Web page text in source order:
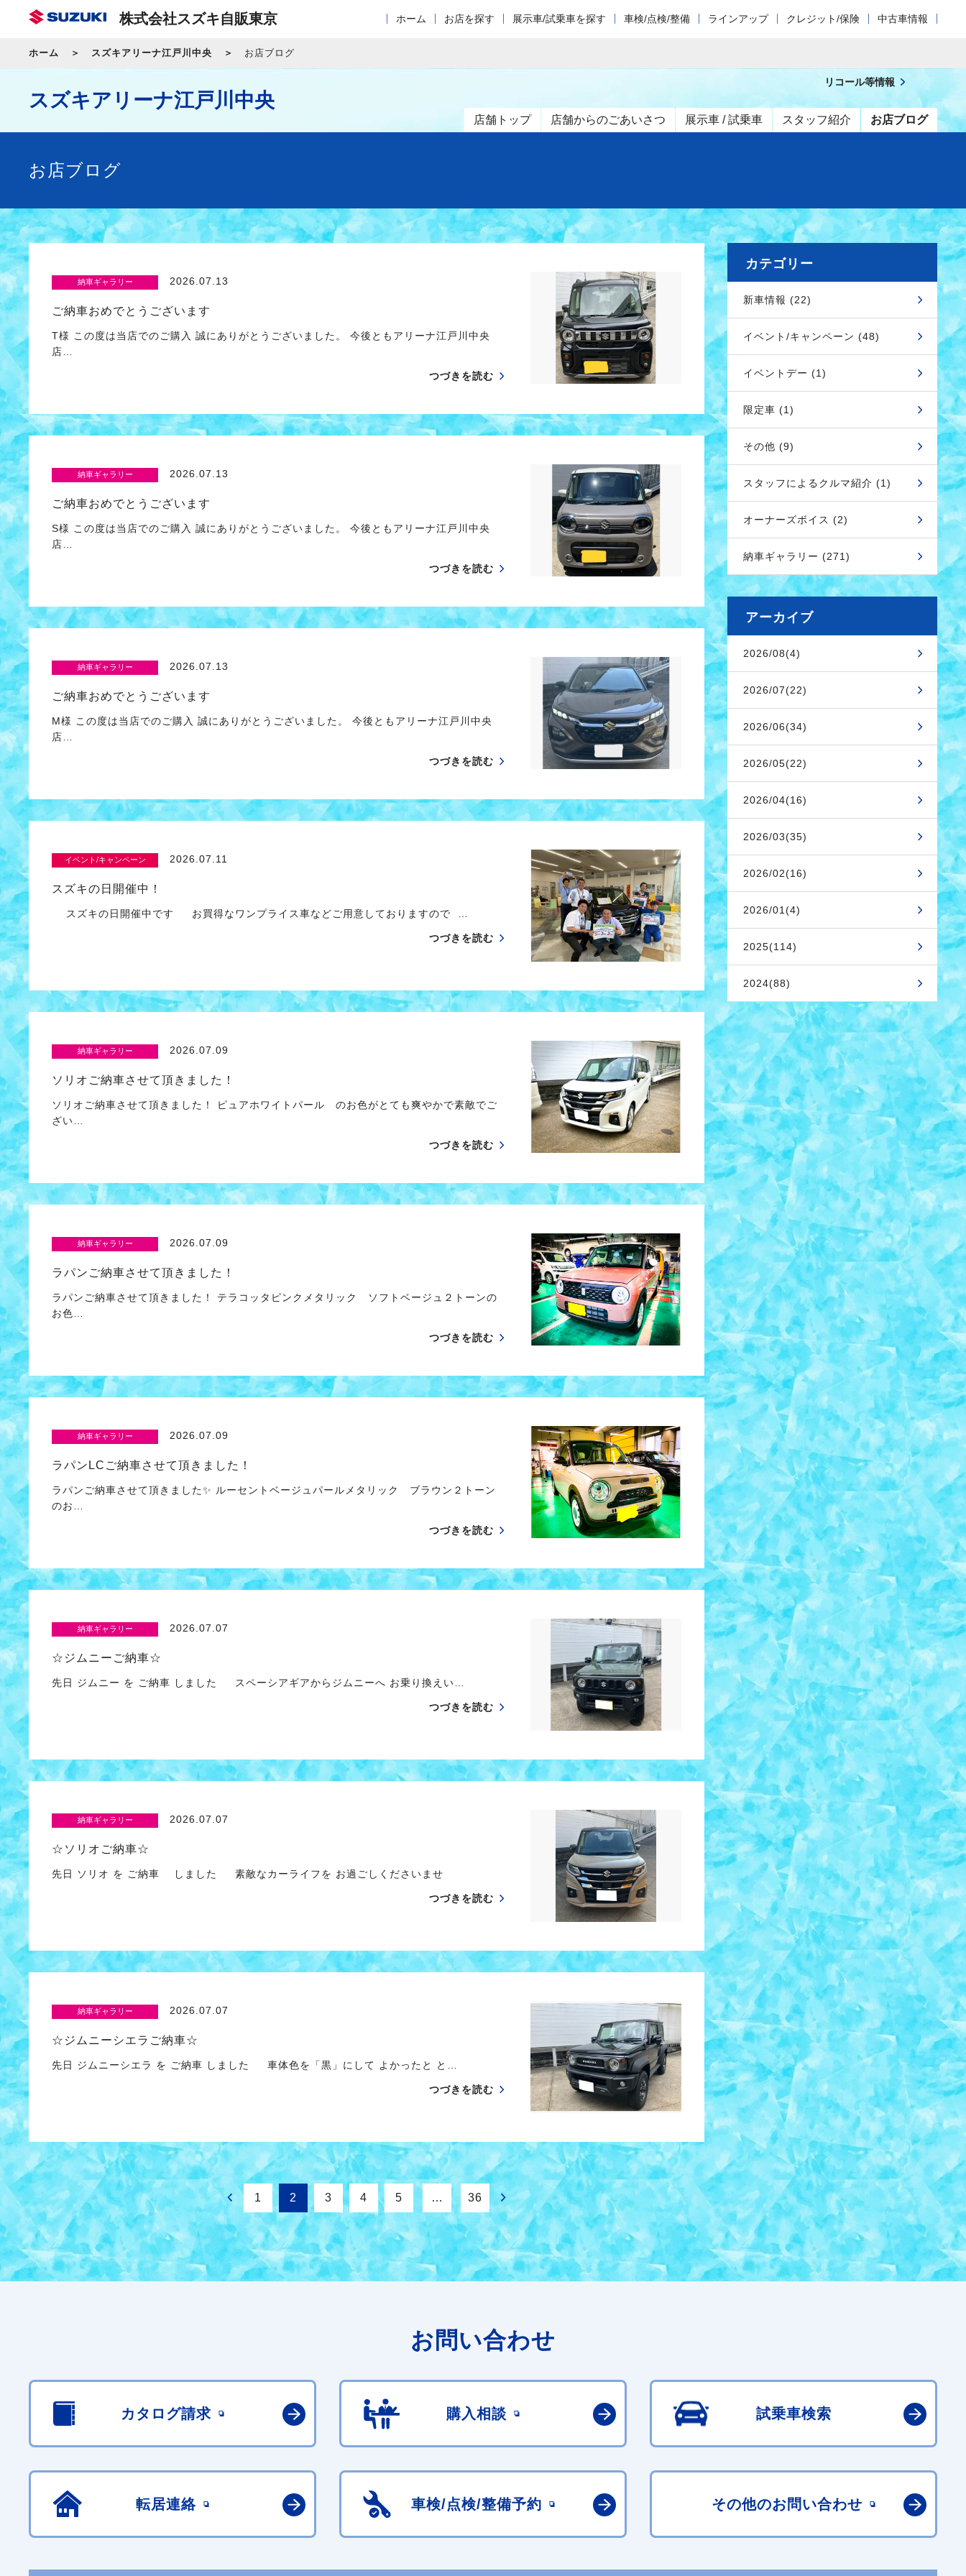
株式会社スズキ自販東京 ホーム お店を探す 展示車/試乗車を探す 車検/点検/整備 ラインアップ クレジット/保険 中古車情報
ホーム スズキアリーナ江戸川中央 お店ブログ
スズキアリーナ江戸川中央
店舗トップ 店舗からのごあいさつ 展示車 / 試乗車 スタッフ紹介 お店ブログ
リコール等情報
お店ブログ
納車ギャラリー 2026.07.13
ご納車おめでとうございます
T様 この度は当店でのご購入 誠にありがとうございました。 今後ともアリーナ江戸川中央
店…
つづきを読む
納車ギャラリー 2026.07.13
ご納車おめでとうございます
S様 この度は当店でのご購入 誠にありがとうございました。 今後ともアリーナ江戸川中央
店…
つづきを読む
納車ギャラリー 2026.07.13
ご納車おめでとうございます
M様 この度は当店でのご購入 誠にありがとうございました。 今後ともアリーナ江戸川中央
店…
つづきを読む
イベント/キャンペーン 2026.07.11
スズキの日開催中！
スズキの日開催中です お買得なワンプライス車などご用意しておりますので …
つづきを読む
納車ギャラリー 2026.07.09
ソリオご納車させて頂きました！
ソリオご納車させて頂きました！ ピュアホワイトパール のお色がとても爽やかで素敵でご
ざい…
つづきを読む
納車ギャラリー 2026.07.09
ラパンご納車させて頂きました！
ラパンご納車させて頂きました！ テラコッタピンクメタリック ソフトベージュ２トーンの
お色…
つづきを読む
納車ギャラリー 2026.07.09
ラパンLCご納車させて頂きました！
ラパンご納車させて頂きました✨ ルーセントベージュパールメタリック ブラウン２トーン
のお…
つづきを読む
納車ギャラリー 2026.07.07
☆ジムニーご納車☆
先日 ジムニー を ご納車 しました スペーシアギアからジムニーへ お乗り換えい…
つづきを読む
納車ギャラリー 2026.07.07
☆ソリオご納車☆
先日 ソリオ を ご納車 しました 素敵なカーライフを お過ごしくださいませ
つづきを読む
納車ギャラリー 2026.07.07
☆ジムニーシエラご納車☆
先日 ジムニーシエラ を ご納車 しました 車体色を「黒」にして よかったと と…
つづきを読む
1 2 3 4 5 … 36
カテゴリー
新車情報 (22)
イベント/キャンペーン (48)
イベントデー (1)
限定車 (1)
その他 (9)
スタッフによるクルマ紹介 (1)
オーナーズボイス (2)
納車ギャラリー (271)
アーカイブ
2026/08(4)
2026/07(22)
2026/06(34)
2026/05(22)
2026/04(16)
2026/03(35)
2026/02(16)
2026/01(4)
2025(114)
2024(88)
お問い合わせ
カタログ請求 購入相談 試乗車検索
転居連絡 車検/点検/整備予約 その他のお問い合わせ